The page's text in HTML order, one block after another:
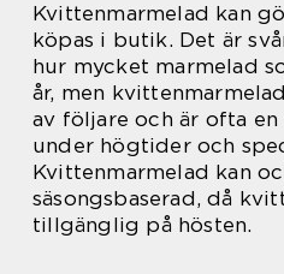
Kvittenmarmelad kan
köpas i butik. Det är
hur mycket marmelad
år, men
av följare och är ofta
under högtider och
Kvittenmarmelad kan
säsongsbaserad, då
tillgänglig på hösten.